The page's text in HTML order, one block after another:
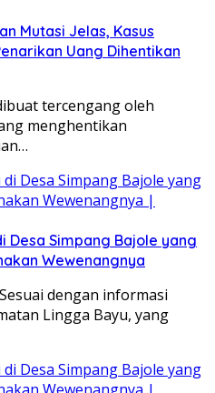
Mutasi Jelas, Kasus
Uang Dihentikan
tercengang oleh
menghentikan
Desa Simpang Bajole yang
Wewenangnya
dengan informasi
Lingga Bayu, yang